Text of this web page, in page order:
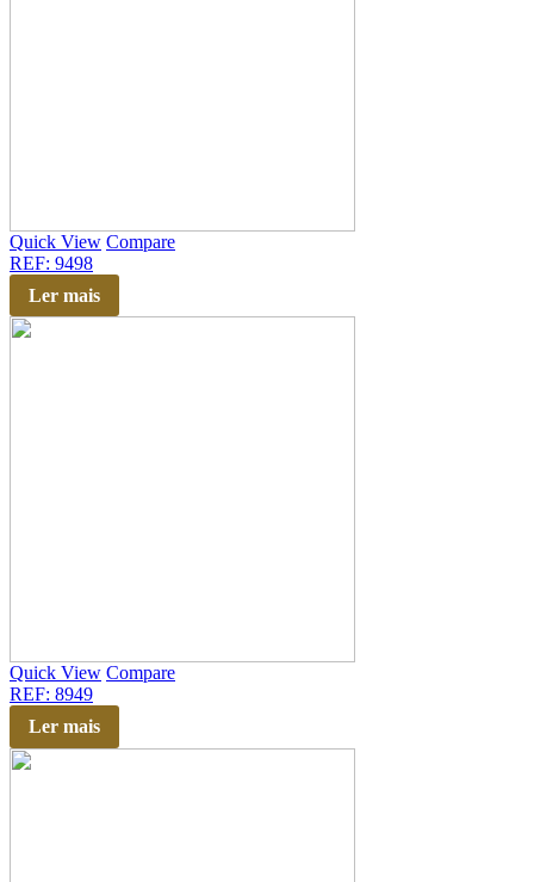
Quick View Compare
REF: 9498
Ler mais
Quick View Compare
REF: 8949
Ler mais